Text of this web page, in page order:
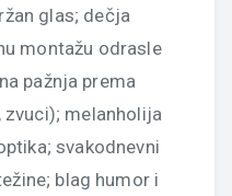
glas; dečja
montažu odrasle
pažnja prema
melanholija
svakodnevni
blag humor i